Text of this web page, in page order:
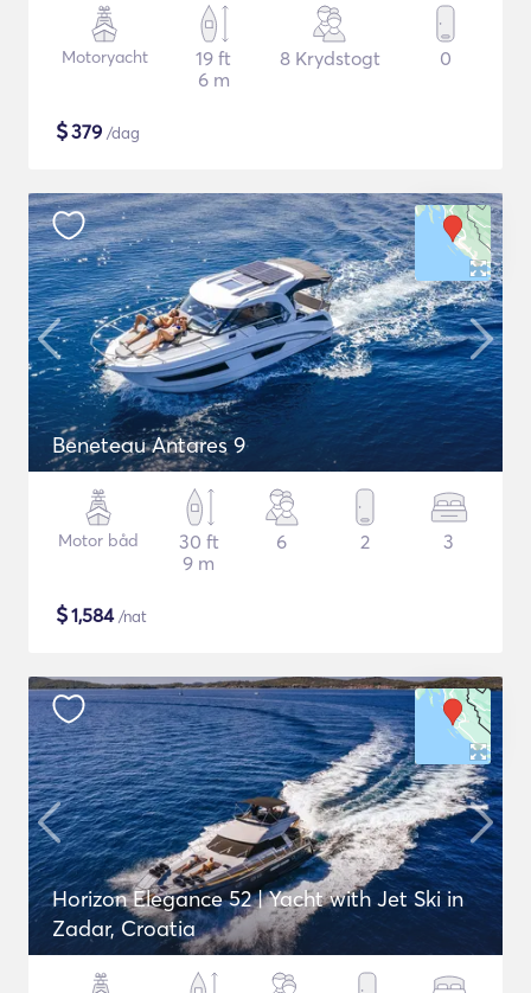
Motoryacht
19 ft
6 m
8 Krydstogt 0
$379 /dag
Beneteau Antares 9
Motor båd
30 ft
9 m
6 2 3
$1,584/nat
Horizon Elegance 52 | Yacht with Jet Ski in
Zadar, Croatia